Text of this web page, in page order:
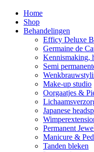
Home
Shop
Behandelingen
Efficy Deluxe
Germaine de
Kennismaking,
Semi
Make-up studio
Oorgaatjes &
Japanese
Permanent
Manicure &
Tanden bleken